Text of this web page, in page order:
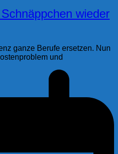
wieder
ganze Berufe ersetzen. Nun
und